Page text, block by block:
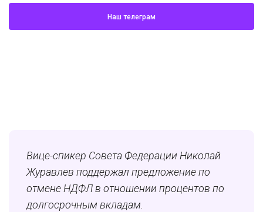
Наш телеграм
Вице-спикер Совета Федерации Николай
Журавлев поддержал предложение по
отмене НДФЛ в отношении процентов по
долгосрочным вкладам.